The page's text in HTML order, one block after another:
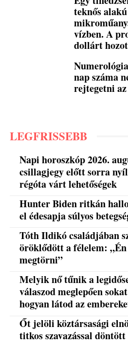
teknős
vízben. A
dollárt
nap száma
rejtegetni
LEGFRISSEBB
Napi horoszkóp 2026.
csillagjegy előtt sorra
régóta várt lehetőségek
Hunter Biden ritkán
el édesapja súlyos
Tóth Ildikó családjában
öröklődött a félelem:
megtörni”
Melyik nő tűnik a
válaszod meglepően
hogyan látod az
Őt jelöli köztársasági
titkos szavazással